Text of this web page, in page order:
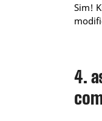
Sim!
4.